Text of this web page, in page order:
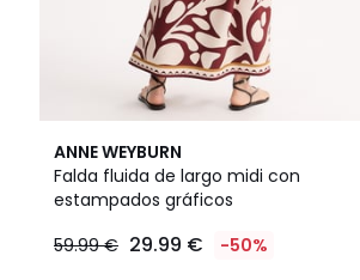
ANNE WEYBURN
Falda fluida de largo midi con
estampados gráficos
59.99 € 29.99 € -50%
4,3
/ 5